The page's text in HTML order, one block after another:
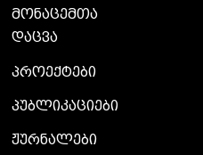
მონაცემთა
დაცვა
პროექტები
პუბლიკაციები
ჟურნალები